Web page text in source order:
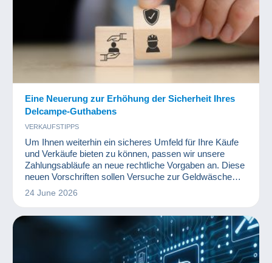
Eine Neuerung zur Erhöhung der Sicherheit Ihres
Delcampe-Guthabens
VERKAUFSTIPPS
Um Ihnen weiterhin ein sicheres Umfeld für Ihre Käufe
und Verkäufe bieten zu können, passen wir unsere
Zahlungsabläufe an neue rechtliche Vorgaben an. Diese
neuen Vorschriften sollen Versuche zur Geldwäsche
unterbinden.
24 June 2026